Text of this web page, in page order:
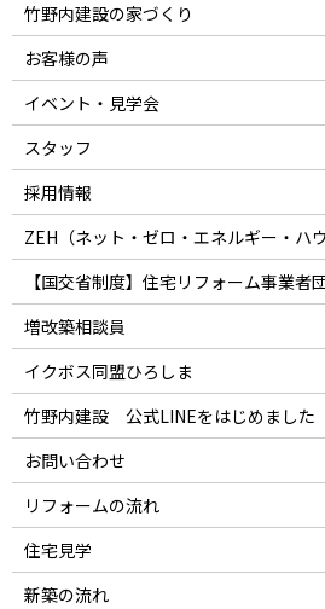
竹野内建設の家づくり
お客様の声
イベント・見学会
スタッフ
採用情報
ZEH（ネット・ゼロ・エネルギー・ハウ
【国交省制度】住宅リフォーム事業者
増改築相談員
イクボス同盟ひろしま
竹野内建設 公式LINEをはじめました
お問い合わせ
リフォームの流れ
住宅見学
新築の流れ